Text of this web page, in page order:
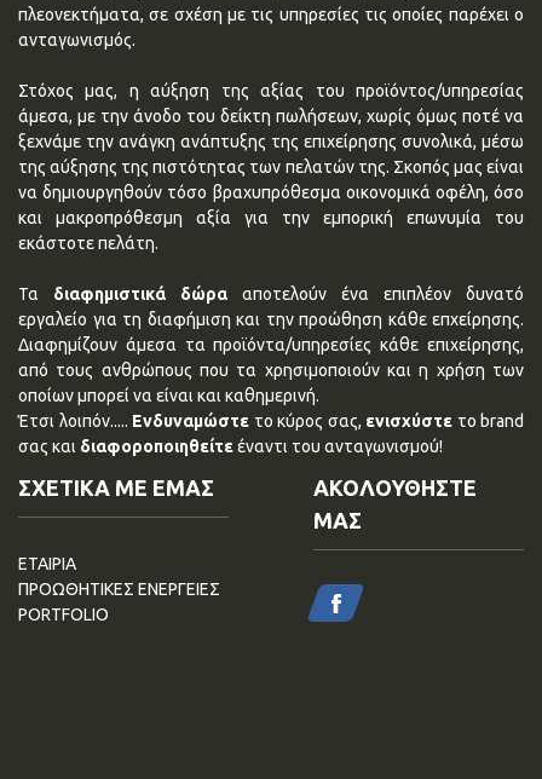
πλεονεκτήματα, σε σχέση με τις υπηρεσίες τις οποίες παρέχει ο
ανταγωνισμός.
Στόχος μας, η αύξηση της αξίας του προϊόντος/υπηρεσίας
άμεσα, με την άνοδο του δείκτη πωλήσεων, χωρίς όμως ποτέ να
ξεχνάμε την ανάγκη ανάπτυξης της επιχείρησης συνολικά, μέσω
της αύξησης της πιστότητας των πελατών της. Σκοπός μας είναι
να δημιουργηθούν τόσο βραχυπρόθεσμα οικονομικά οφέλη, όσο
και μακροπρόθεσμη αξία για την εμπορική επωνυμία του
εκάστοτε πελάτη.
Τα διαφημιστικά δώρα αποτελούν ένα επιπλέον δυνατό
εργαλείο για τη διαφήμιση και την προώθηση κάθε επχείρησης.
Διαφημίζουν άμεσα τα προϊόντα/υπηρεσίες κάθε επιχείρησης,
από τους ανθρώπους που τα χρησιμοποιούν και η χρήση των
οποίων μπορεί να είναι και καθημερινή.
Έτσι λοιπόν..... Ενδυναμώστε το κύρος σας, ενισχύστε το brand
σας και διαφοροποιηθείτεέναντι του ανταγωνισμού!
ΣΧΕΤΙΚΑ ΜΕ ΕΜΑΣ
ΕΤΑΙΡΙΑ
ΠΡΟΩΘΗΤΙΚΕΣ ΕΝΕΡΓΕΙΕΣ
PORTFOLIO
ΑΚΟΛΟΥΘΗΣΤΕ
ΜΑΣ